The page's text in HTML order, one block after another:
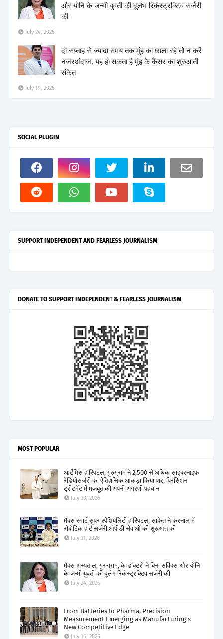
और योनि के जन्मी युवती की दुर्लभ रिकंस्ट्रक्टिव सर्जरी
की
July 24, 2026
दो सप्ताह से ज्यादा समय तक मुंह का छाला रहे तो न करें
नजरअंदाज, यह हो सकता है मुंह के कैंसर का शुरुआती
संकेत
July 19, 2026
SOCIAL PLUGIN
SUPPORT INDEPENDENT AND FEARLESS JOURNALISM
DONATE TO SUPPORT INDEPENDENT & FEARLESS JOURNALISM
MOST POPULAR
आर्टेमिस हॉस्पिटल, गुरुग्राम ने 2,500 से अधिक साइबरनाइफ
रेडियोसर्जरी का ऐतिहासिक आंकड़ा किया पार, प्रिसिशन
ट्रीटमेंट में मजबूत की अपनी अग्रणी पहचान
July 30, 2026
मैक्स स्मार्ट सुपर स्पेशियलिटी हॉस्पिटल, साकेत ने करनाल में
रोबोटिक हार्ट सर्जरी ओपीडी सेवाओं की शुरुआत की
July 31, 2026
मैक्स अस्पताल, गुरुग्राम, के डॉक्टरों ने बिना सर्विक्स और योनि
के जन्मी युवती की दुर्लभ रिकंस्ट्रक्टिव सर्जरी की
July 24, 2026
From Batteries to Pharma, Precision
Measurement Emerging as Manufacturing's
New Competitive Edge
July 16, 2026